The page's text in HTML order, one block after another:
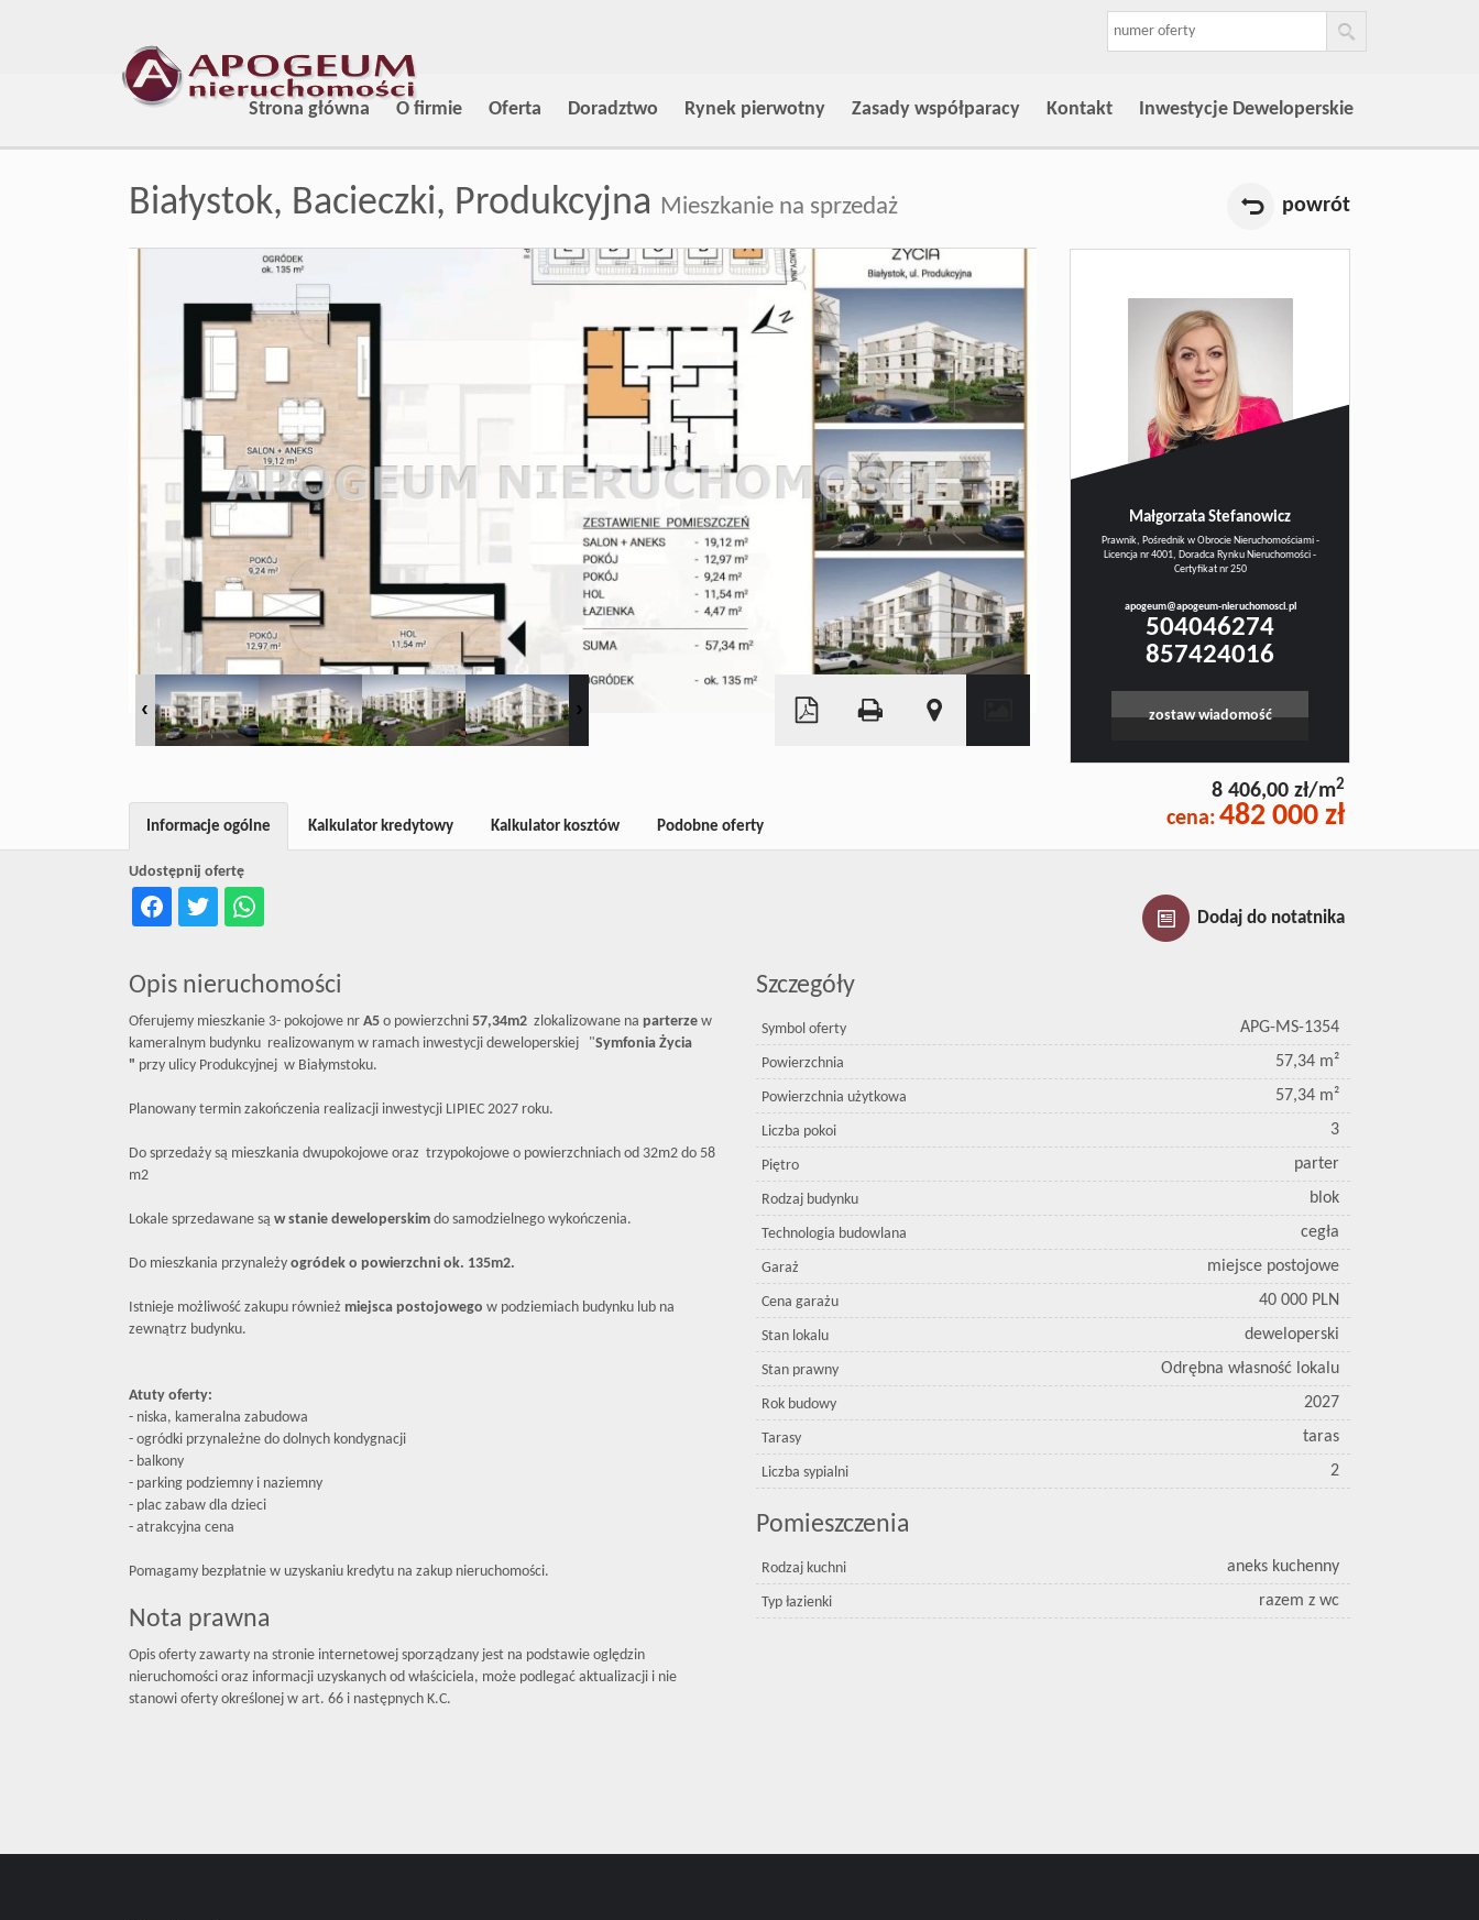
Strona główna O firmie Oferta Doradztwo Rynek pierwotny Zasady współparacy Kontakt Inwestycje Deweloperskie
Białystok, Bacieczki, Produkcyjna Mieszkanie na sprzedaż powrót
©OpenStreetMap
Małgorzata Stefanowicz
Prawnik, Pośrednik w Obrocie Nieruchomościami -
Licencja nr 4001, Doradca Rynku Nieruchomości -
Certyfikat nr 250
apogeum@apogeum-nieruchomosci.pl
504046274
857424016
zostaw wiadomość
8 406,00 zł/m2
cena: 482 000 zł
Dodaj do notatnika
Udostępnij ofertę
Informacje ogólne Kalkulator kredytowy Kalkulator kosztów Podobne oferty
Opis nieruchomości
Oferujemy mieszkanie 3- pokojowe nr A5 o powierzchni 57,34m2 zlokalizowane na parterze w
kameralnym budynku realizowanym w ramach inwestycji deweloperskiej "Symfonia Życia
" przy ulicy Produkcyjnej w Białymstoku.
Planowany termin zakończenia realizacji inwestycji LIPIEC 2027 roku.
Do sprzedaży są mieszkania dwupokojowe oraz trzypokojowe o powierzchniach od 32m2 do 58
m2
Lokale sprzedawane są w stanie deweloperskim do samodzielnego wykończenia.
Do mieszkania przynależy ogródek o powierzchni ok. 135m2.
Istnieje możliwość zakupu również miejsca postojowego w podziemiach budynku lub na
zewnątrz budynku.
Atuty oferty:
- niska, kameralna zabudowa
- ogródki przynależne do dolnych kondygnacji
- balkony
- parking podziemny i naziemny
- plac zabaw dla dzieci
- atrakcyjna cena
Pomagamy bezpłatnie w uzyskaniu kredytu na zakup nieruchomości.
Nota prawna
Opis oferty zawarty na stronie internetowej sporządzany jest na podstawie oględzin
nieruchomości oraz informacji uzyskanych od właściciela, może podlegać aktualizacji i nie
stanowi oferty określonej w art. 66 i następnych K.C.
Szczegóły
Symbol oferty APG-MS-1354
Powierzchnia 57,34 m²
Powierzchnia użytkowa 57,34 m²
Liczba pokoi 3
Piętro parter
Rodzaj budynku blok
Technologia budowlana cegła
Garaż miejsce postojowe
Cena garażu 40 000 PLN
Stan lokalu deweloperski
Stan prawny Odrębna własność lokalu
Rok budowy 2027
Tarasy taras
Liczba sypialni 2
Pomieszczenia
Rodzaj kuchni aneks kuchenny
Typ łazienki razem z wc